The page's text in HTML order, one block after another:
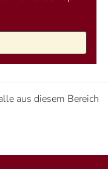
aus diesem Bereich